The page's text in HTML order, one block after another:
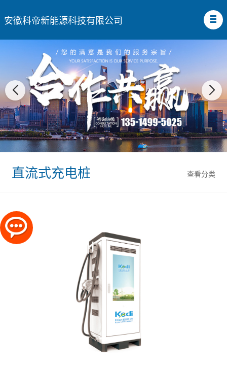
安徽科帝新能源科技有限公司
查看分类
直流式充电桩